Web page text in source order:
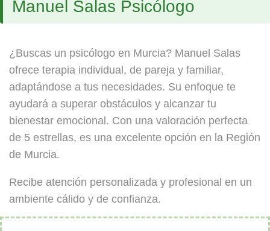
Manuel Salas Psicólogo
¿Buscas un psicólogo en Murcia? Manuel Salas
ofrece terapia individual, de pareja y familiar,
adaptándose a tus necesidades. Su enfoque te
ayudará a superar obstáculos y alcanzar tu
bienestar emocional. Con una valoración perfecta
de 5 estrellas, es una excelente opción en la Región
de Murcia.
Recibe atención personalizada y profesional en un
ambiente cálido y de confianza.